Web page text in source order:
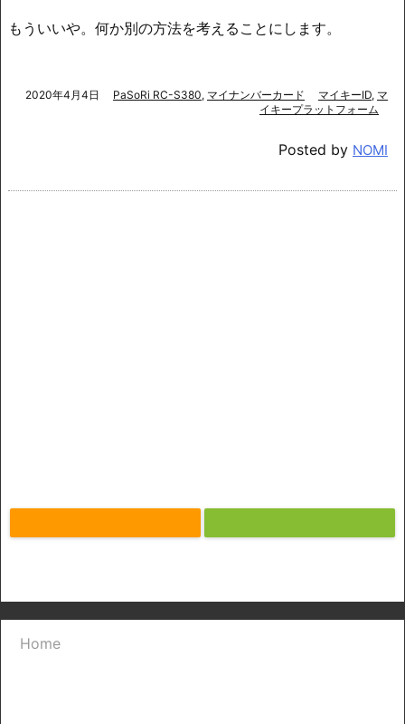
もういいや。何か別の方法を考えることにします。
2020年4月4日 PaSoRi RC-S380, マイナンバーカード マイキーID, マ
イキープラットフォーム
Posted by NOMI
Home